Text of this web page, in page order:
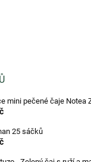
mini pečené čaje Notea
25 sáčků